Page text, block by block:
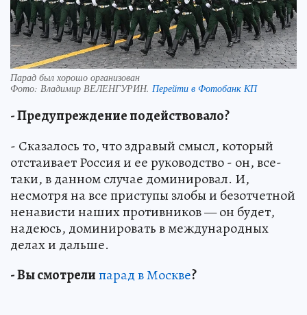
Парад был хорошо организован
Фото: Владимир ВЕЛЕНГУРИН. Перейти в Фотобанк КП
- Предупреждение подействовало?
- Сказалось то, что здравый смысл, который
отстаивает Россия и ее руководство - он, все-
таки, в данном случае доминировал. И,
несмотря на все приступы злобы и безотчетной
ненависти наших противников — он будет,
надеюсь, доминировать в международных
делах и дальше.
- Вы смотрелипарад в Москве?